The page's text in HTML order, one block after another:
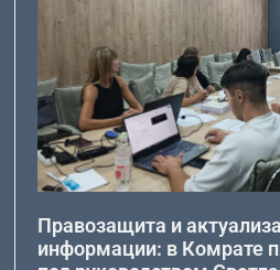
Правозащита и
информации: в Комрате